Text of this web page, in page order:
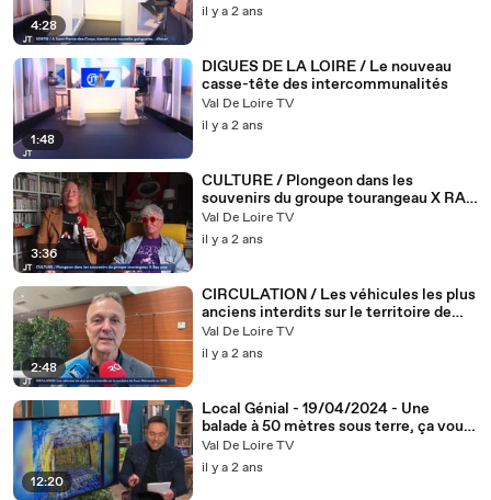
4:28
il y a 2 ans
1:48
DIGUES DE LA LOIRE / Le nouveau
casse-tête des intercommunalités
Val De Loire TV
il y a 2 ans
3:36
CULTURE / Plongeon dans les
souvenirs du groupe tourangeau X RAY
POP
Val De Loire TV
il y a 2 ans
2:48
CIRCULATION / Les véhicules les plus
anciens interdits sur le territoire de
Tours Métropole en 2025
Val De Loire TV
il y a 2 ans
12:20
Local Génial - 19/04/2024 - Une
balade à 50 mètres sous terre, ça vous
tente ?
Val De Loire TV
il y a 2 ans